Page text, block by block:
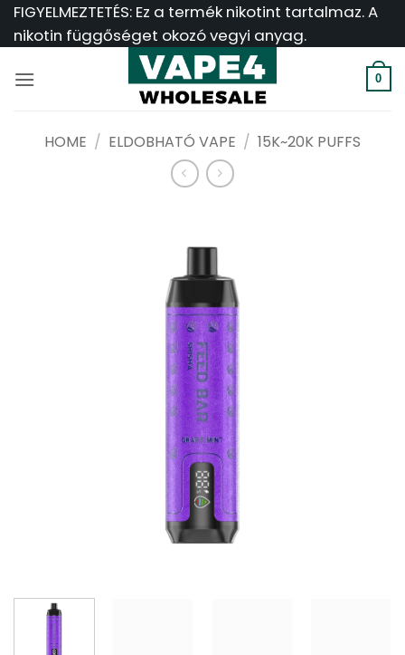
Ugrás
FIGYELMEZTETÉS: Ez a termék nikotint tartalmaz. A
nikotin függőséget okozó vegyi anyag.
0
HOME / ELDOBHATÓ VAPE / 15K~20K PUFFS